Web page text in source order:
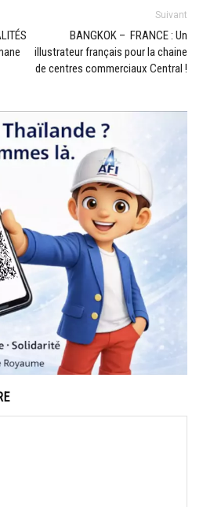
Suivant
BANGKOK – FRANCE : Un
illustrateur français pour la chaine
de centres commerciaux Central !